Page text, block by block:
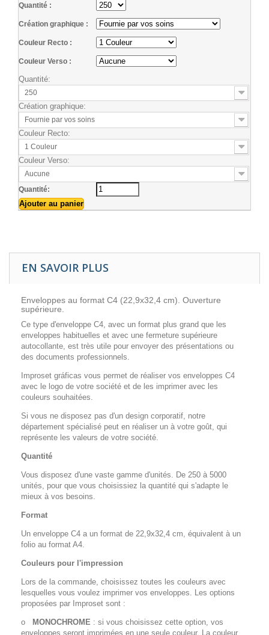
Quantité :
Création graphique :
Couleur Recto :
Couleur Verso :
Quantité:
250
Création graphique:
Fournie par vos soins
Couleur Recto:
1 Couleur
Couleur Verso:
Aucune
Quantité:
EN SAVOIR PLUS
Enveloppes au format C4 (22,9x32,4 cm). Ouverture
supérieure.
Ce type d'enveloppe C4, avec un format plus grand que les
enveloppes habituelles et avec une fermeture supérieure
autocollante, est très utile pour envoyer des présentations ou
des documents professionnels.
Improset gráficas vous permet de réaliser vos enveloppes C4
avec le logo de votre société et de les imprimer avec les
couleurs souhaitées.
Si vous ne disposez pas d'un design corporatif, notre
département spécialisé peut en réaliser un à votre goût, qui
représente les valeurs de votre société.
Quantité
Vous disposez d'une vaste gamme d'unités. De 250 à 5000
unités, pour que vous choisissiez la quantité qui s'adapte le
mieux à vos besoins.
Format
Un enveloppe C4 a un format de 22,9x32,4 cm, équivalent à un
folio au format A4.
Couleurs pour l'impression
Lors de la commande, choisissez toutes les couleurs avec
lesquelles vous voulez imprimer vos enveloppes. Les options
proposées par Improset sont :
o MONOCHROME : si vous choisissez cette option, vos
enveloppes seront imprimées en une seule couleur. La couleur